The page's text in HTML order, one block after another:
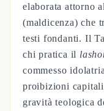
elaborata attorno
(maldicenza) che
testi fondanti. Il
chi pratica il
commesso
proibizioni
gravità teologica